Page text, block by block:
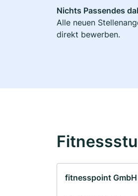
Nichts Passendes
Alle neuen
direkt bewerben.
fitnesspoint GmbH